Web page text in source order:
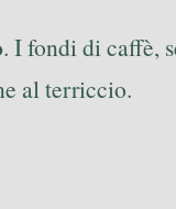
. I fondi di caffè,
al terriccio.